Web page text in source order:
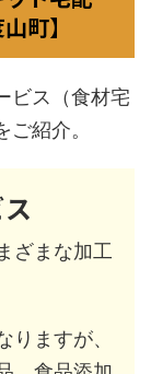
町】
ビス（食材宅
紹介。
ざまな加工
ますが、